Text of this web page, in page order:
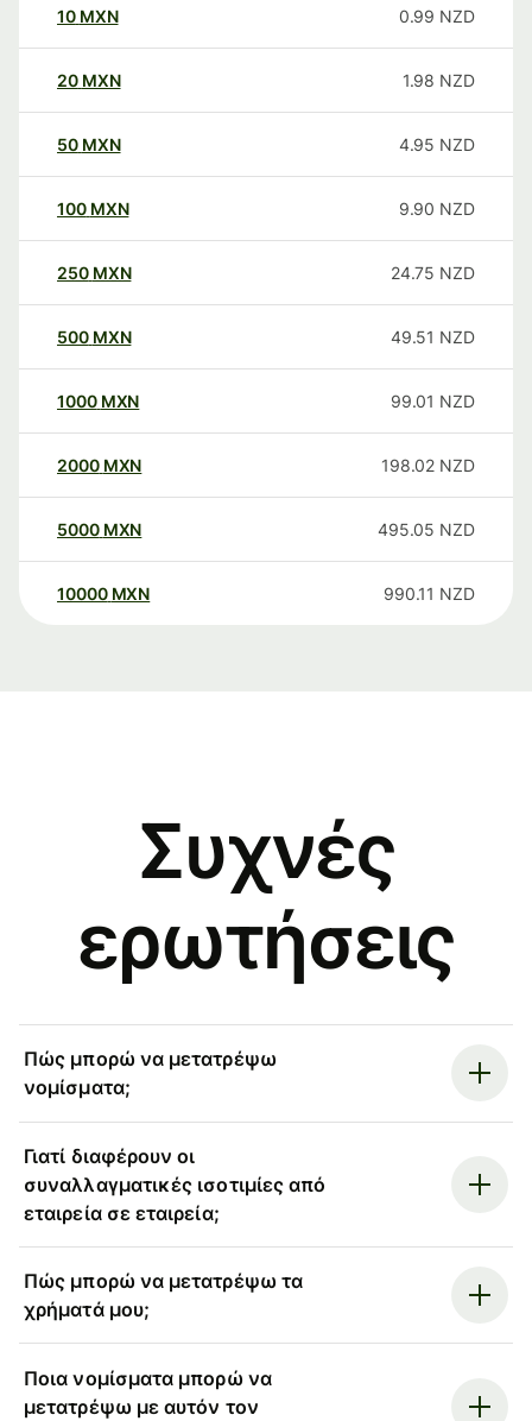
10 MXN 0.99 NZD
20 MXN 1.98 NZD
50 MXN 4.95 NZD
100 MXN 9.90 NZD
250 MXN 24.75 NZD
500 MXN 49.51 NZD
1000 MXN 99.01 NZD
2000 MXN 198.02 NZD
5000 MXN 495.05 NZD
10000 MXN 990.11 NZD
Συχνές
ερωτήσεις
Πώς μπορώ να μετατρέψω
νομίσματα;
Γιατί διαφέρουν οι
συναλλαγματικές ισοτιμίες από
εταιρεία σε εταιρεία;
Πώς μπορώ να μετατρέψω τα
χρήματά μου;
Ποια νομίσματα μπορώ να
μετατρέψω με αυτόν τον